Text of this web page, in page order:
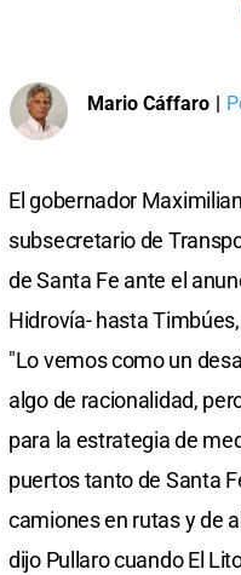
Mario Cáffaro |
El gobernador
subsecretario de
de Santa Fe ante el
Hidrovía- hasta
"Lo vemos como un
algo de racionalidad,
para la estrategia de
puertos tanto de Santa
camiones en rutas y de
dijo Pullaro cuando El